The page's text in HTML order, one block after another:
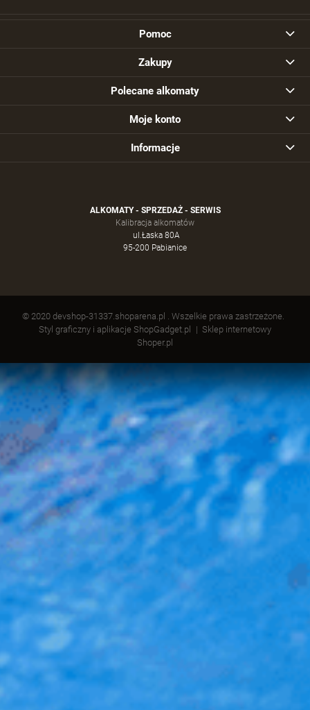
Pomoc
Zakupy
Polecane alkomaty
Moje konto
Informacje
ALKOMATY - SPRZEDAŻ - SERWIS
Kalibracja alkomatów
ul.Łaska 80A
95-200 Pabianice
© 2020 devshop-31337.shoparena.pl . Wszelkie prawa zastrzeżone.
Styl graficzny i aplikacje ShopGadget.pl
Sklep internetowy
Shoper.pl